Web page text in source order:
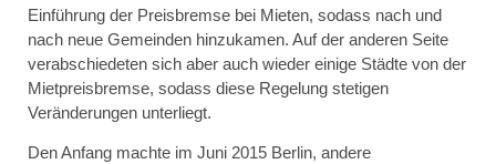
Einführung der Preisbremse bei Mieten, sodass nach und
nach neue Gemeinden hinzukamen. Auf der anderen Seite
verabschiedeten sich aber auch wieder einige Städte von der
Mietpreisbremse, sodass diese Regelung stetigen
Veränderungen unterliegt.
Den Anfang machte im Juni 2015 Berlin, andere